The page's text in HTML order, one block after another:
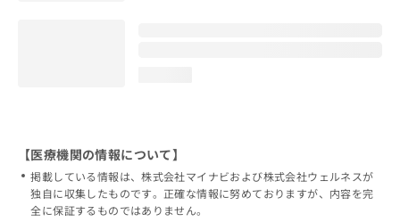
【医療機関の情報について】
掲載している情報は、株式会社マイナビおよび株式会社ウェルネスが
独自に収集したものです。正確な情報に努めておりますが、内容を完
全に保証するものではありません。